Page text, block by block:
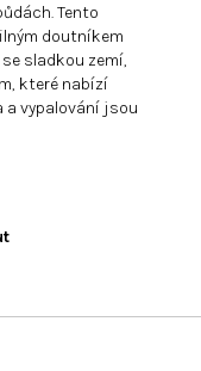
Tento
doutníkem
sladkou zemí,
které nabízí
a vypalování jsou